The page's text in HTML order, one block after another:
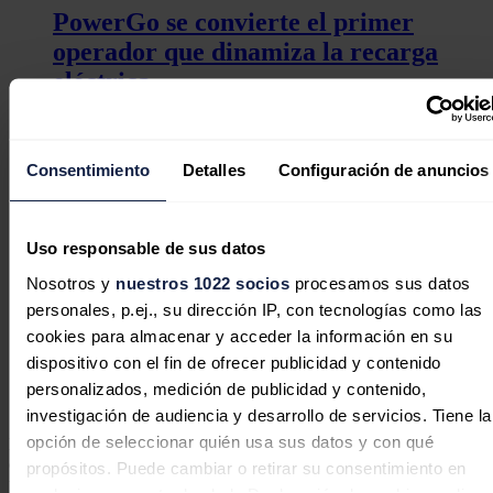
Consentimiento Detalles Configuración de anuncios
Uso responsable de sus datos
Nosotros y nuestros 1022 sociosprocesamos sus datos
personales, p.ej., su dirección IP, con tecnologías como las
cookies para almacenar y acceder la información en su
dispositivo con el fin de ofrecer publicidad y contenido
personalizados, medición de publicidad y contenido,
investigación de audiencia y desarrollo de servicios. Tiene la
opción de seleccionar quién usa sus datos y con qué
propósitos. Puede cambiar o retirar su consentimiento en
PowerGo se convierte el primer
operador que dinamiza la recarga
eléctrica
Madrid, a la cabeza de las regiones
eléctricos
Wallbox ingresa 37,6 millones en el
primer trimestre, un 14,6% menos
Ivo van Dam , CEO de PowerGo, ha declarado que "con la
expansión de nuestra red de recarga ultrarrápida en España, damos
un paso más para hacer la movilidad eléctrica accesible para todos.